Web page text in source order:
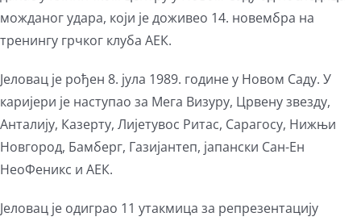
можданог удара, који је доживео 14. новембра на
тренингу грчког клуба АЕК.
Јеловац је рођен 8. јула 1989. године у Новом Саду. У
каријери је наступао за Мега Визуру, Црвену звезду,
Анталију, Казерту, Лијетувос Ритас, Сарагосу, Нижњи
Новгород, Бамберг, Газијантеп, јапански Сан-Ен
НеоФеникс и АЕК.
Јеловац је одиграо 11 утакмица за репрезентацију